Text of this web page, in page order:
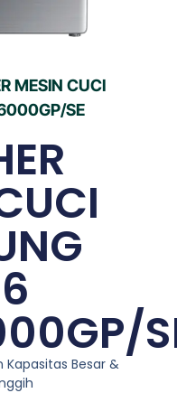
MESIN CUCI
SE
Besar &